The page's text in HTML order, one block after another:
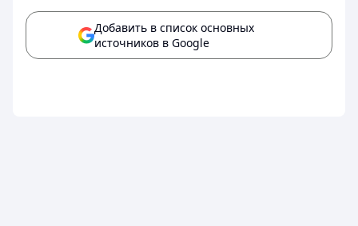
Добавить в список основных
источников в Google